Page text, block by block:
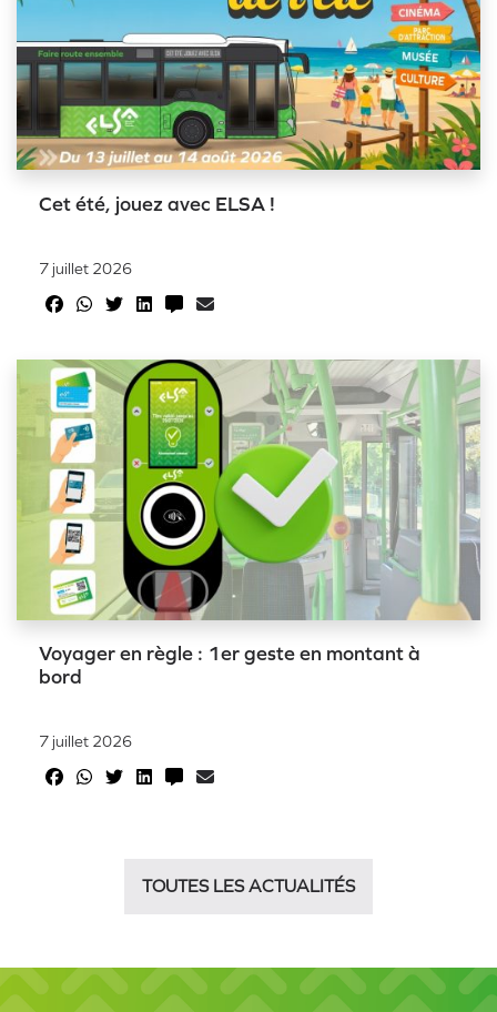
Cet été, jouez avec ELSA !
7 juillet 2026
Voyager en règle : 1er geste en montant à
bord
7 juillet 2026
TOUTES LES ACTUALITÉS